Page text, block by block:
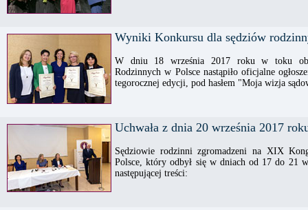
Wyniki Konkursu dla sędziów
W dniu 18 września 2017 roku w toku
Rodzinnych w Polsce nastąpiło oficjalne
tegorocznej edycji, pod hasłem "Moja wizja
Uchwała z dnia 20 września 2017
Sędziowie rodzinni zgromadzeni na XIX
Polsce, który odbył się w dniach od 17 do 21
następującej treści: